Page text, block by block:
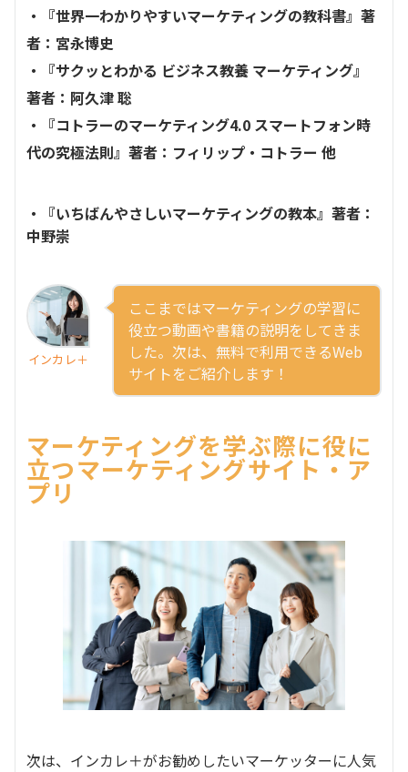
・『世界一わかりやすいマーケティングの教科書』著
者：宮永博史
・『サクッとわかる ビジネス教養 マーケティング』
著者：阿久津 聡
・『コトラーのマーケティング4.0 スマートフォン時
代の究極法則』著者：フィリップ・コトラー 他
・『いちばんやさしいマーケティングの教本』著者：
中野崇
インカレ＋
ここまではマーケティングの学習に
役立つ動画や書籍の説明をしてきま
した。次は、無料で利用できるWeb
サイトをご紹介します！
マーケティングを学ぶ際に役に
立つマーケティングサイト・ア
プリ
次は、インカレ＋がお勧めしたいマーケッターに人気